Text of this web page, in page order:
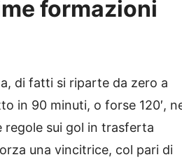
formazioni
di fatti si riparte da zero a
in 90 minuti, o forse 120′,
regole sui gol in trasferta
una vincitrice, col pari di